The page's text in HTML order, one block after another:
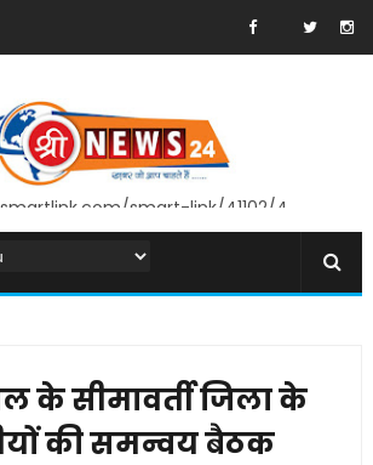
smart-link/41102/4
के सीमावर्ती जिला के
की समन्वय बैठक